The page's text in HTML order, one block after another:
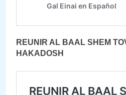
REUNIR AL BAAL SHEM
HAKADOSH